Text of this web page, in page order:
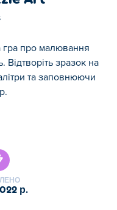
гра про малювання
Відтворіть зразок на
та заповнюючи
р.